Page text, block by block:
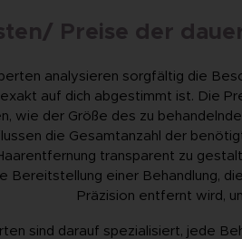
Preise der
analysieren sorgfältig die
auf dich abgestimmt ist. Die
wie der Größe des zu
die Gesamtanzahl der
transparent zu
Bereitstellung einer Behandlung,
Präzision entfernt wird,
sind darauf spezialisiert, jede